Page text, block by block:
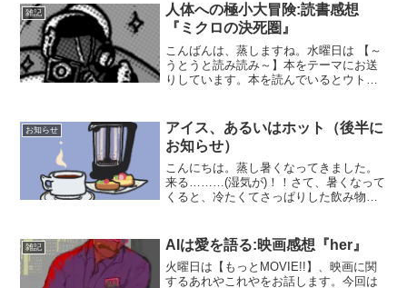
雑記
人体への極小大冒険:読書感想
『ミクロの決死圏』
こんばんは、蒸しますね。水曜日は 【～
うとうと読み読み～】本をテーマにお送
りしています。本を読んでいるとウトウ
届けしたいと思います。(※あくまで私個
人の感想ですので、悪...
お知らせ
アイス、あるいはホット（後半に
お知らせ）
こんにちは。蒸し暑くなってきました。
来る………(湿気が)！！さて、暑くなって
くると、冷たくてさっぱりした飲み物が
コーヒーをよく飲みます。ミル（グライ
ンダー）で豆をガリゴ...
雑記 AIは愛を語る:映画感想『her』
火曜日は【もっとMOVIE!!】、映画に関
するあれやこれやをお話します。今回は